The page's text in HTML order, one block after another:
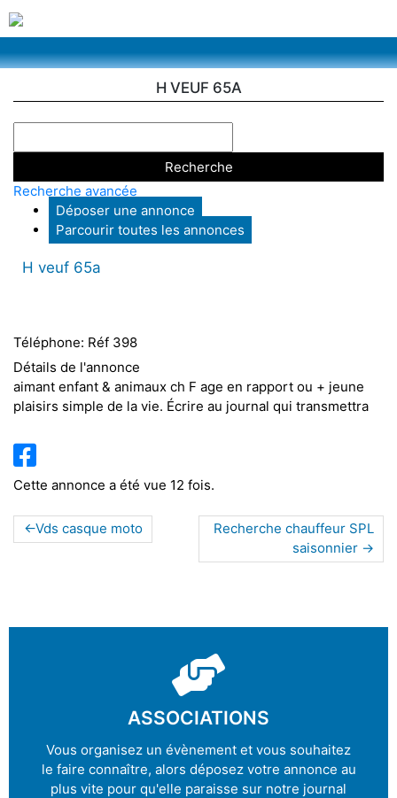
H VEUF 65A
Recherche avancée
Déposer une annonce
Parcourir toutes les annonces
H veuf 65a
Téléphone: Réf 398
Détails de l'annonce
aimant enfant & animaux ch F age en rapport ou + jeune
plaisirs simple de la vie. Écrire au journal qui transmettra
Cette annonce a été vue 12 fois.
Vds casque moto
Recherche chauffeur SPL
saisonnier
ASSOCIATIONS
Vous organisez un évènement et vous souhaitez
le faire connaître, alors déposez votre annonce au
plus vite pour qu'elle paraisse sur notre journal